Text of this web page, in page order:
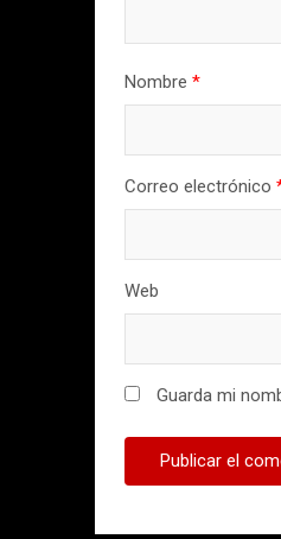
Nombre*
Correo electrónico
Web
Guarda mi